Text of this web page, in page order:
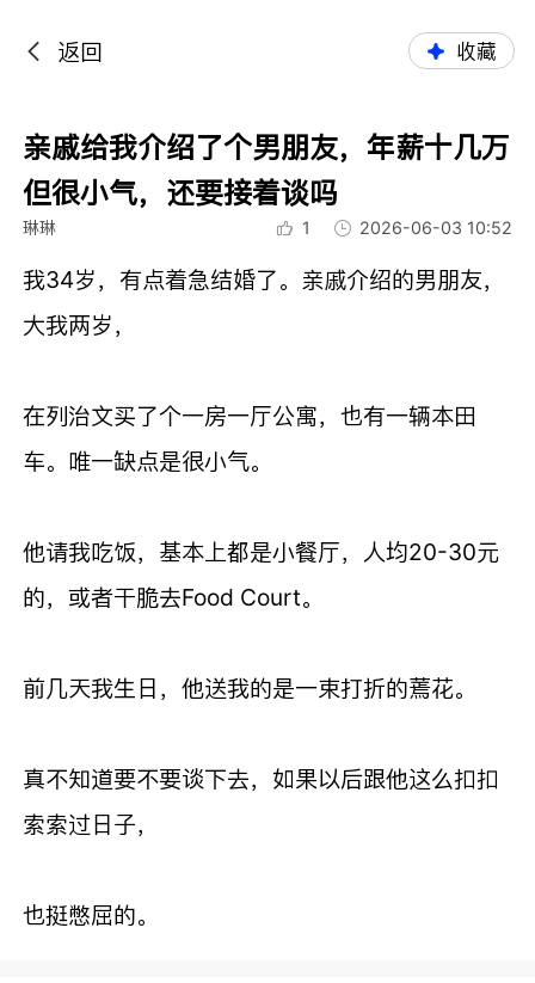
返回 收藏
亲戚给我介绍了个男朋友，年薪十几万
但很小气，还要接着谈吗
琳琳 1 2026-06-03 10:52
我34岁，有点着急结婚了。亲戚介绍的男朋友，
大我两岁，
在列治文买了个一房一厅公寓，也有一辆本田
车。唯一缺点是很小气。
他请我吃饭，基本上都是小餐厅，人均20-30元
的，或者干脆去Food Court。
前几天我生日，他送我的是一束打折的蔫花。
真不知道要不要谈下去，如果以后跟他这么扣扣
索索过日子，
也挺憋屈的。